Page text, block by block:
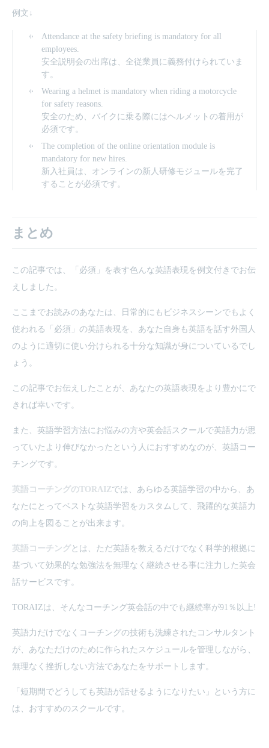
例文↓
Attendance at the safety briefing is mandatory for all
employees.
安全説明会の出席は、全従業員に義務付けられていま
す。
Wearing a helmet is mandatory when riding a motorcycle
for safety reasons.
安全のため、バイクに乗る際にはヘルメットの着用が
必須です。
The completion of the online orientation module is
mandatory for new hires.
新入社員は、オンラインの新人研修モジュールを完了
することが必須です。
まとめ
この記事では、「必須」を表す色んな英語表現を例文付きでお伝
えしました。
ここまでお読みのあなたは、日常的にもビジネスシーンでもよく
使われる「必須」の英語表現を、あなた自身も英語を話す外国人
のように適切に使い分けられる十分な知識が身についているでし
ょう。
この記事でお伝えしたことが、あなたの英語表現をより豊かにで
きれば幸いです。
また、英語学習方法にお悩みの方や英会話スクールで英語力が思
っていたより伸びなかったという人におすすめなのが、英語コー
チングです。
英語コーチングのTORAIZでは、あらゆる英語学習の中から、あ
なたにとってベストな英語学習をカスタムして、飛躍的な英語力
の向上を図ることが出来ます。
英語コーチングとは、ただ英語を教えるだけでなく科学的根拠に
基づいて効果的な勉強法を無理なく継続させる事に注力した英会
話サービスです。
TORAIZは、そんなコーチング英会話の中でも継続率が91％以上!
英語力だけでなくコーチングの技術も洗練されたコンサルタント
が、あなただけのために作られたスケジュールを管理しながら、
無理なく挫折しない方法であなたをサポートします。
「短期間でどうしても英語が話せるようになりたい」という方に
は、おすすめのスクールです。